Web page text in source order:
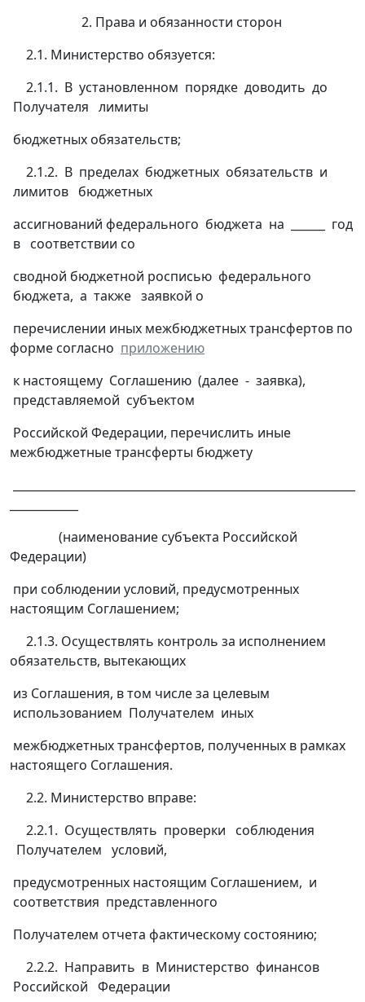
2. Права и обязанности сторон
2.1. Министерство обязуется:
2.1.1. В установленном порядке доводить до
Получателя лимиты
бюджетных обязательств;
2.1.2. В пределах бюджетных обязательств и
лимитов бюджетных
ассигнований федерального бюджета на ______ год
в соответствии со
сводной бюджетной росписью федерального
бюджета, а также заявкой о
перечислении иных межбюджетных трансфертов по
форме согласно приложению
к настоящему Соглашению (далее - заявка),
представляемой субъектом
Российской Федерации, перечислить иные
межбюджетные трансферты бюджету
(наименование субъекта Российской
Федерации)
при соблюдении условий, предусмотренных
настоящим Соглашением;
2.1.3. Осуществлять контроль за исполнением
обязательств, вытекающих
из Соглашения, в том числе за целевым
использованием Получателем иных
межбюджетных трансфертов, полученных в рамках
настоящего Соглашения.
2.2. Министерство вправе:
2.2.1. Осуществлять проверки соблюдения
Получателем условий,
предусмотренных настоящим Соглашением, и
соответствия представленного
Получателем отчета фактическому состоянию;
2.2.2. Направить в Министерство финансов
Российской Федерации